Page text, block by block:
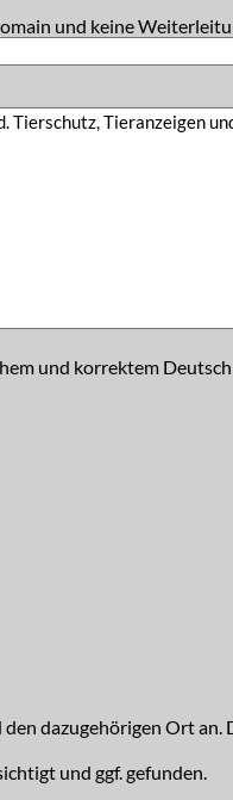
und keine
und korrektem
dazugehörigen Ort an.
und ggf. gefunden.